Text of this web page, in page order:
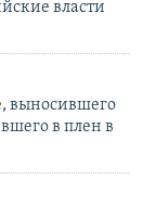
власти
выносившего
в плен в